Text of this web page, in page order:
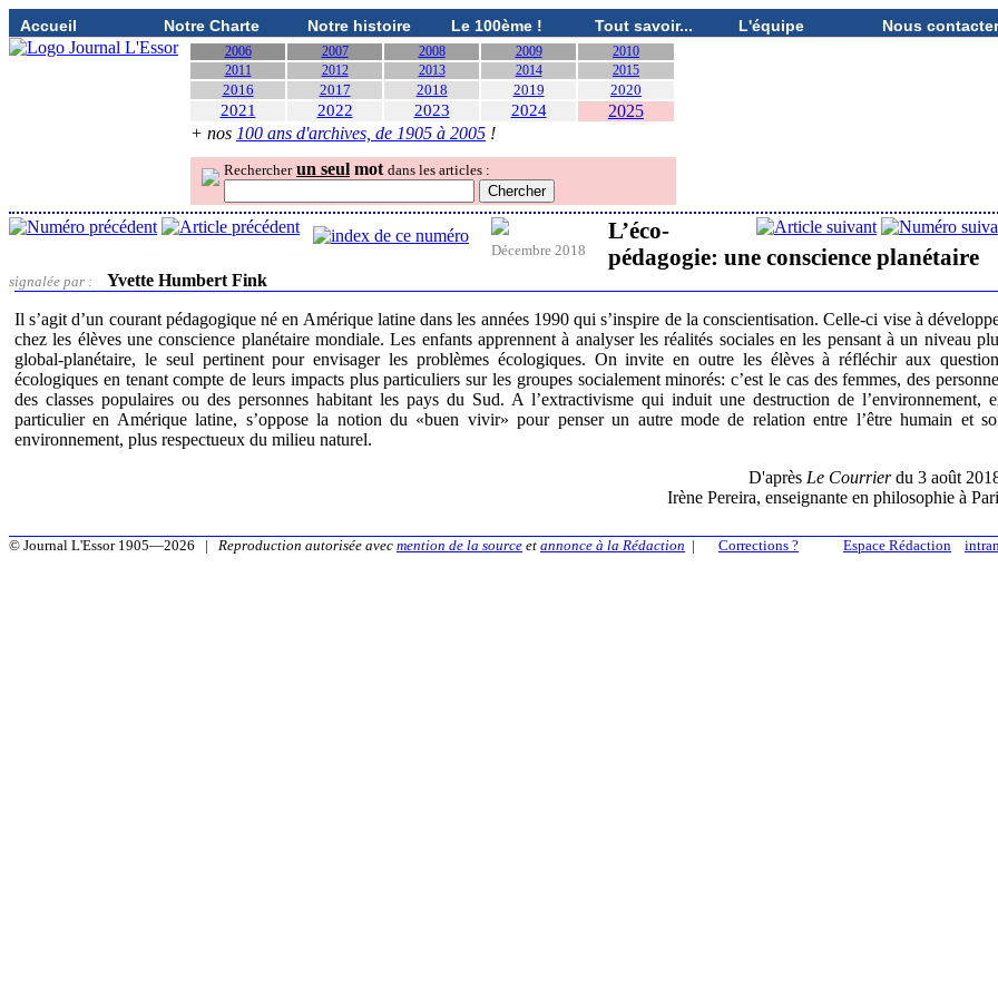
Accueil Notre Charte Notre histoire Le 100ème ! Tout savoir... L'équipe Nous contacter
2006 2007 2008 2009
2010
2011
2012 2013 2014 2015
2016 2017 2018 2019 2020
2021 2022 2023 2024
2025
+ nos 100 ans d'archives, de 1905 à 2005 !
Rechercher un seul mot dans les articles :
Décembre 2018
L’éco-
pédagogie: une conscience planétaire
signalée par : Yvette Humbert Fink
Il s’agit d’un courant pédagogique né en Amérique latine dans les années 1990 qui s’inspire de la conscientisation. Celle-ci vise à
chez les élèves une conscience planétaire mondiale. Les enfants apprennent à analyser les réalités sociales en les pensant à un niveau
global-planétaire, le seul pertinent pour envisager les problèmes écologiques. On invite en outre les élèves à réfléchir aux
écologiques en tenant compte de leurs impacts plus particuliers sur les groupes socialement minorés: c’est le cas des femmes, des
des classes populaires ou des personnes habitant les pays du Sud. A l’extractivisme qui induit une destruction de l’environnement,
particulier en Amérique latine, s’oppose la notion du «buen vivir» pour penser un autre mode de relation entre l’être humain et
environnement, plus respectueux du milieu naturel.
D'après Le Courrierdu 3 août
Irène Pereira, enseignante en philosophie à
Espace Rédaction
© Journal L'Essor 1905—2026 | Reproduction autorisée avec mention de la source et annonce à la Rédaction | Corrections ?